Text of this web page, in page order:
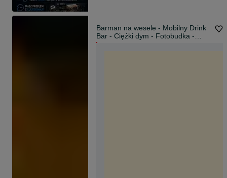
Barman na wesele - Mobilny Drink
Bar - Ciężki dym - Fotobudka -
Iskry